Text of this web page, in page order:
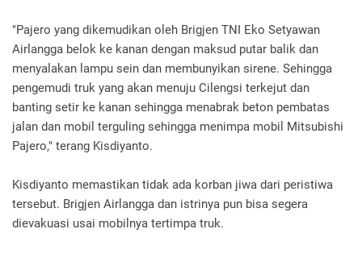
"Pajero yang dikemudikan oleh Brigjen TNI Eko Setyawan
Airlangga belok ke kanan dengan maksud putar balik dan
menyalakan lampu sein dan membunyikan sirene. Sehingga
pengemudi truk yang akan menuju Cilengsi terkejut dan
banting setir ke kanan sehingga menabrak beton pembatas
jalan dan mobil terguling sehingga menimpa mobil Mitsubishi
Pajero," terang Kisdiyanto.
Kisdiyanto memastikan tidak ada korban jiwa dari peristiwa
tersebut. Brigjen Airlangga dan istrinya pun bisa segera
dievakuasi usai mobilnya tertimpa truk.